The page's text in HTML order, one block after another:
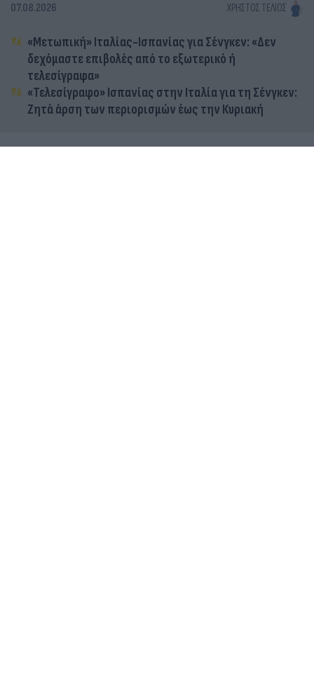
07.08.2026 ΧΡΉΣΤΟΣ ΤΈΛΙΟΣ
«Μετωπική» Ιταλίας-Ισπανίας για Σένγκεν: «Δεν
δεχόμαστε επιβολές από το εξωτερικό ή
τελεσίγραφα»
«Τελεσίγραφο» Ισπανίας στην Ιταλία για τη Σένγκεν:
Ζητά άρση των περιορισμών έως την Κυριακή